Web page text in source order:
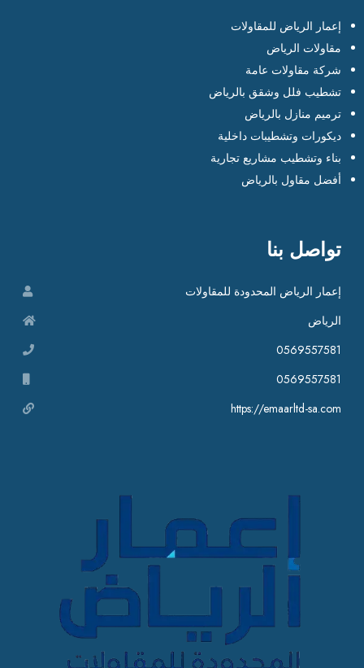
إعمار الرياض للمقاولات
مقاولات الرياض
شركة مقاولات عامة
تشطيب فلل وشقق بالرياض
ترميم منازل بالرياض
ديكورات وتشطيبات داخلية
بناء وتشطيب مشاريع تجارية
أفضل مقاول بالرياض
تواصل بنا
إعمار الرياض المحدودة للمقاولات
الرياض
0569557581
0569557581
https://emaarltd-sa.com